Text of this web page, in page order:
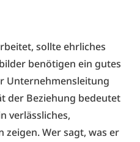
sollte ehrliches
benötigen ein gutes
Unternehmensleitung
der Beziehung bedeutet
verlässliches,
zeigen. Wer sagt, was er